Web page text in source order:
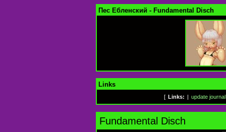
Пес Ебленский - Fundamental Disch
Links
[ Links: update journal
Fundamental Disch